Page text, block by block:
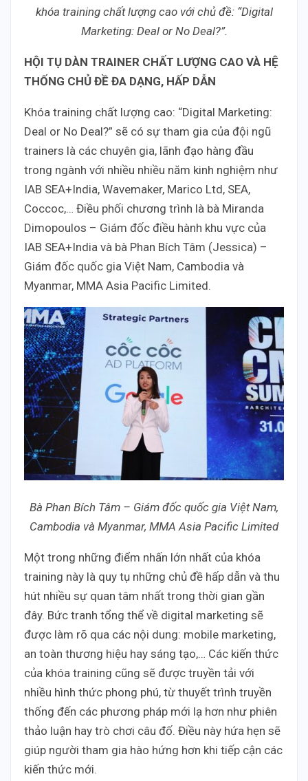
khóa training chất lượng cao với chủ đề: “Digital
Marketing: Deal or No Deal?”.
HỘI TỤ DÀN TRAINER CHẤT LƯỢNG CAO VÀ HỆ
THỐNG CHỦ ĐỀ ĐA DẠNG, HẤP DẪN
Khóa training chất lượng cao: “Digital Marketing:
Deal or No Deal?” sẽ có sự tham gia của đội ngũ
trainers là các chuyên gia, lãnh đạo hàng đầu
trong ngành với nhiều nhiều năm kinh nghiệm như
IAB SEA+India, Wavemaker, Marico Ltd, SEA,
Coccoc,… Điều phối chương trình là bà Miranda
Dimopoulos – Giám đốc điều hành khu vực của
IAB SEA+India và bà Phan Bích Tâm (Jessica) –
Giám đốc quốc gia Việt Nam, Cambodia và
Myanmar, MMA Asia Pacific Limited.
Bà Phan Bích Tâm – Giám đốc quốc gia Việt Nam,
Cambodia và Myanmar, MMA Asia Pacific Limited
Một trong những điểm nhấn lớn nhất của khóa
training này là quy tụ những chủ đề hấp dẫn và thu
hút nhiều sự quan tâm nhất trong thời gian gần
đây. Bức tranh tổng thể về digital marketing sẽ
được làm rõ qua các nội dung: mobile marketing,
an toàn thương hiệu hay sáng tạo,… Các kiến thức
của khóa training cũng sẽ được truyền tải với
nhiều hình thức phong phú, từ thuyết trình truyền
thống đến các phương pháp mới lạ hơn như phiên
thảo luận hay trò chơi câu đố. Điều này hứa hẹn sẽ
giúp người tham gia hào hứng hơn khi tiếp cận các
kiến thức mới.